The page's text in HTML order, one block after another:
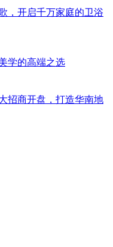
，开启千万家庭的卫浴
学的高端之选
招商开盘，打造华南地